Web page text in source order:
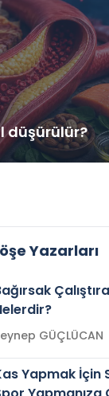
düşürülür?
Yazarları
Zeynep GÜÇLÜCAN
Yapmak İçin